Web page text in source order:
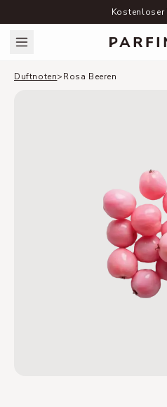
Kostenloser
Duftnoten>Rosa Beeren